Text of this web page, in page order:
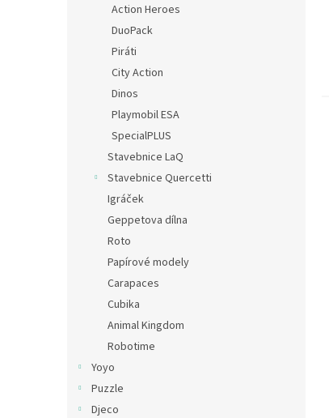
Action Heroes
DuoPack
Piráti
City Action
Dinos
Playmobil ESA
SpecialPLUS
Stavebnice LaQ
Stavebnice Quercetti
Igráček
Geppetova dílna
Roto
Papírové modely
Carapaces
Cubika
Animal Kingdom
Robotime
Yoyo
Puzzle
Djeco